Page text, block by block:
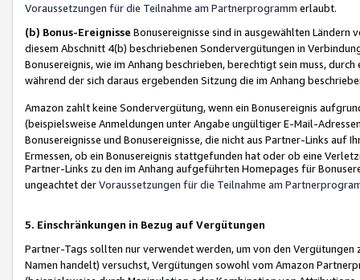
Voraussetzungen für die Teilnahme am Partnerprogramm erlaubt.
(b) Bonus-Ereignisse Bonusereignisse sind in ausgewählten Ländern
diesem Abschnitt 4(b) beschriebenen Sondervergütungen in
Bonusereignis, wie im Anhang beschrieben, berechtigt sein muss,
während der sich daraus ergebenden Sitzung die im Anhang
Amazon zahlt keine Sondervergütung, wenn ein Bonusereignis
(beispielsweise Anmeldungen unter Angabe ungültiger E-Mail-
Bonusereignisse und Bonusereignisse, die nicht aus Partner-Links auf
Ermessen, ob ein Bonusereignis stattgefunden hat oder ob eine
Partner-Links zu den im Anhang aufgeführten Homepages für
ungeachtet derVoraussetzungen für die Teilnahme am
5. Einschränkungen in Bezug auf Vergütungen
Partner-Tags sollten nur verwendet werden, um von den
Namen handelt) versuchst, Vergütungen sowohl vom Amazon